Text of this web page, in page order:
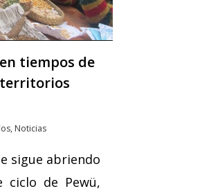
tiempos de
territorios
, Noticias
sigue abriendo
de Pewü,